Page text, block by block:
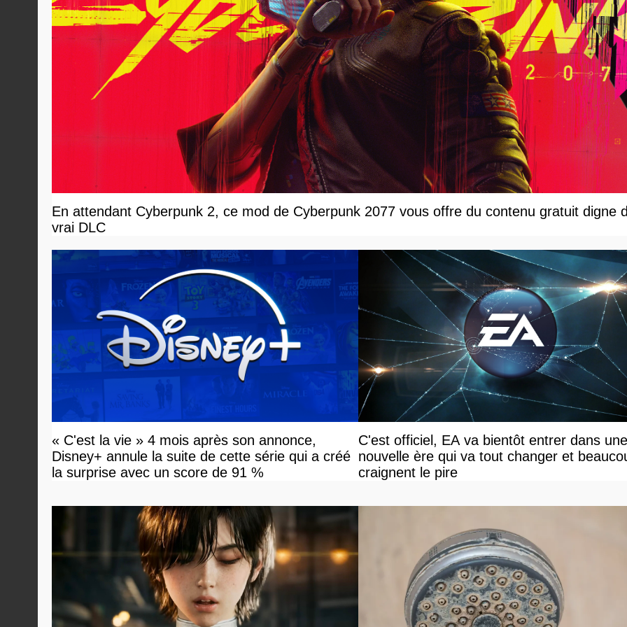
En attendant Cyberpunk 2, ce mod de Cyberpunk 2077 vous offre du contenu gratuit digne
vrai DLC
« C'est la vie » 4 mois après son annonce,
Disney+ annule la suite de cette série qui a créé
la surprise avec un score de 91 %
C'est officiel, EA va bientôt entrer dans une
nouvelle ère qui va tout changer et
craignent le pire